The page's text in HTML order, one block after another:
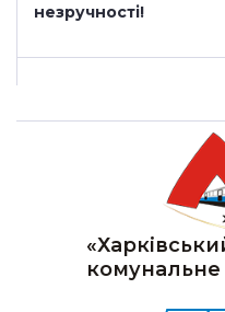
незручності!